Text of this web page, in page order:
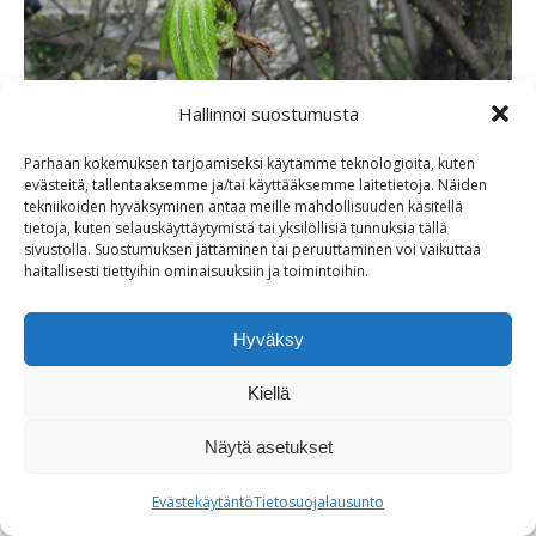
Hallinnoi suostumusta
Parhaan kokemuksen tarjoamiseksi käytämme teknologioita, kuten
evästeitä, tallentaaksemme ja/tai käyttääksemme laitetietoja. Näiden
tekniikoiden hyväksyminen antaa meille mahdollisuuden käsitellä
tietoja, kuten selauskäyttäytymistä tai yksilöllisiä tunnuksia tällä
sivustolla. Suostumuksen jättäminen tai peruuttaminen voi vaikuttaa
haitallisesti tiettyihin ominaisuuksiin ja toimintoihin.
Hyväksy
Kiellä
Näytä asetukset
EvästekäytäntöTietosuojalausunto
Share
on
Facebook
Share
on
X